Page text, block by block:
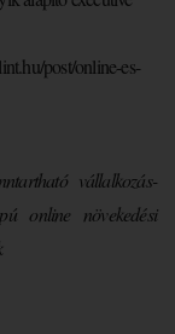
post/online-es-
vállalkozás-
online növekedési